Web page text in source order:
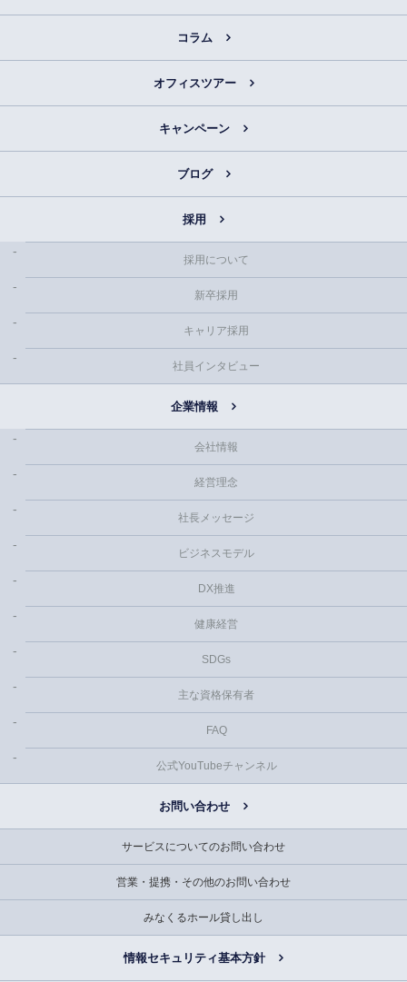
コラム
オフィスツアー
キャンペーン
ブログ
採用
採用について
新卒採用
キャリア採用
社員インタビュー
企業情報
会社情報
経営理念
社長メッセージ
ビジネスモデル
DX推進
健康経営
SDGs
主な資格保有者
FAQ
公式YouTubeチャンネル
お問い合わせ
サービスについてのお問い合わせ
営業・提携・その他のお問い合わせ
みなくるホール貸し出し
情報セキュリティ基本方針